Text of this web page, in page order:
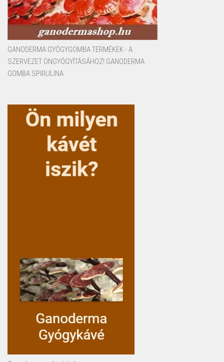
GANODERMA GYÓGYGOMBA TERMÉKEK - A
SZERVEZET ÖNGYÓGYÍTÁSÁHOZ! GANODERMA
GOMBA SPIRULINA